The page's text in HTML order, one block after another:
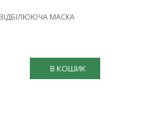
МАСКА
В КОШИК